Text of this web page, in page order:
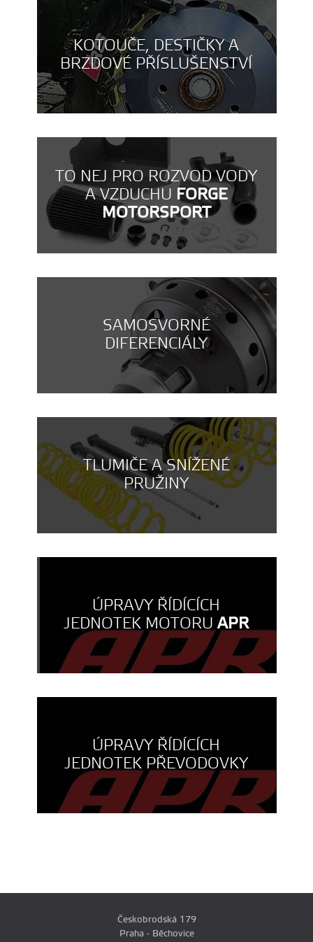
KOTOUČE, DESTIČKY A
BRZDOVÉ PŘÍSLUŠENSTVÍ
TO NEJ PRO ROZVOD VODY
A VZDUCHU FORGE
MOTORSPORT
SAMOSVORNÉ
DIFERENCIÁLY
TLUMIČE A SNÍŽENÉ
PRUŽINY
ÚPRAVY ŘÍDÍCÍCH
JEDNOTEK MOTORUAPR
ÚPRAVY ŘÍDÍCÍCH
JEDNOTEK PŘEVODOVKY
Českobrodská 179
Praha - Běchovice